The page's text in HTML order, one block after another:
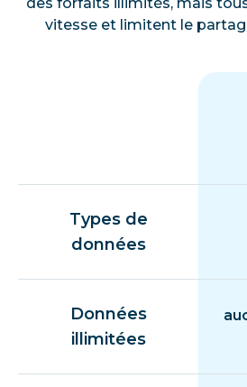
vitesse et limitent le
Types de
données
Données
illimitées